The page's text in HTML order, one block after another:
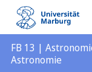
Mobile-
Navigation
FB 13 |
Astronomie